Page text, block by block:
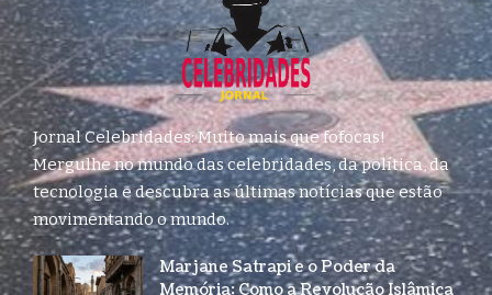
Jornal Celebridades: Muito mais que fofocas!
Mergulhe no mundo das celebridades, da política, da
tecnologia e descubra as últimas notícias que estão
movimentando o mundo.
Marjane Satrapi e o Poder da
Memória: Como a Revolução Islâmica